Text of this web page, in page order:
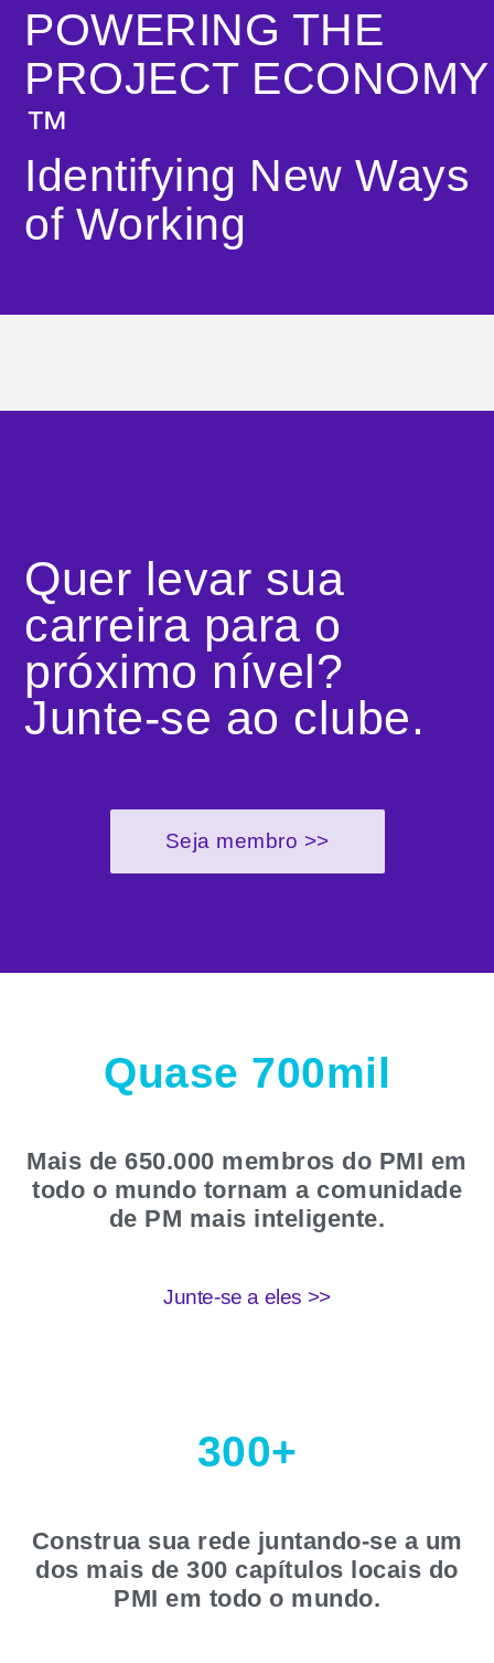
POWERING THE
PROJECT ECONOMY
™️
Identifying New Ways
of Working
Quer levar sua
carreira para o
próximo nível?
Junte-se ao clube.
Seja membro >>
Quase 700mil
Mais de 650.000 membros do PMI em
todo o mundo tornam a comunidade
de PM mais inteligente.
Junte-se a eles >>
300+
Construa sua rede juntando-se a um
dos mais de 300 capítulos locais do
PMI em todo o mundo.